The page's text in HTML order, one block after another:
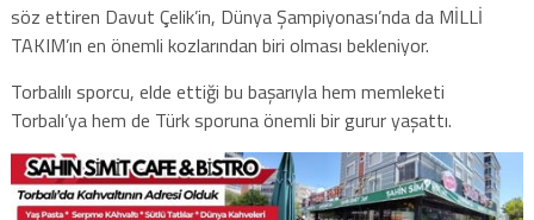
söz ettiren Davut Çelik’in, Dünya Şampiyonası’nda da MİLLİ
TAKIM’ın en önemli kozlarından biri olması bekleniyor.
Torbalılı sporcu, elde ettiği bu başarıyla hem memleketi
Torbalı’ya hem de Türk sporuna önemli bir gurur yaşattı.